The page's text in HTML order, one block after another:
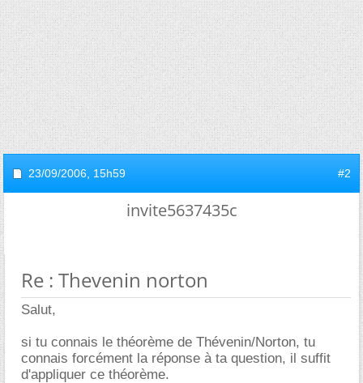
23/09/2006, 15h59 #2
invite5637435c
Re : Thevenin norton
Salut,
si tu connais le théorème de Thévenin/Norton, tu
connais forcément la réponse à ta question, il suffit
d'appliquer ce théorème.